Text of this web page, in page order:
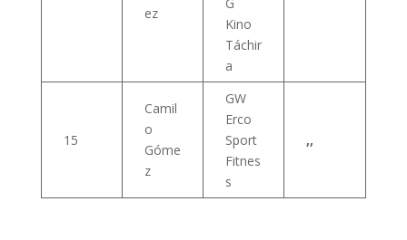
ez
G
Kino
Táchir
a
15
Camil
o
Góme
z
GW
Erco
Sport
Fitnes
s
,,